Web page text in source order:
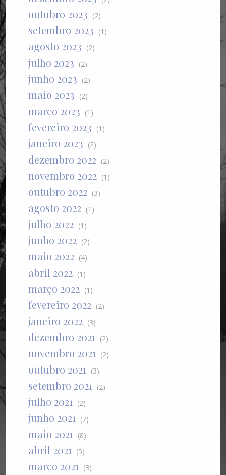
outubro 2023 (2)
setembro 2023 (1)
agosto 2023 (2)
julho 2023 (2)
junho 2023 (2)
maio 2023 (2)
março 2023 (1)
fevereiro 2023 (1)
janeiro 2023 (2)
dezembro 2022 (2)
novembro 2022 (1)
outubro 2022 (3)
agosto 2022 (1)
julho 2022 (1)
junho 2022 (2)
maio 2022 (4)
abril 2022 (1)
março 2022 (1)
fevereiro 2022 (2)
janeiro 2022 (3)
dezembro 2021 (2)
novembro 2021 (2)
outubro 2021 (3)
setembro 2021 (2)
julho 2021 (2)
junho 2021 (7)
maio 2021 (8)
abril 2021 (5)
março 2021 (3)